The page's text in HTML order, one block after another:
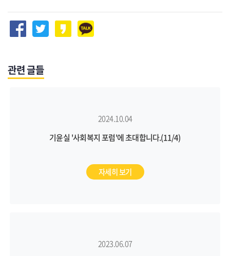
관련 글들
2024.10.04
기윤실 '사회복지 포럼'에 초대합니다.(11/4)
자세히 보기
2023.06.07